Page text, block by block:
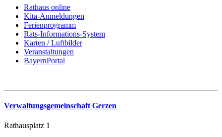
Rathaus online
Kita-Anmeldungen
Ferienprogramm
Rats-Informations-System
Karten / Luftbilder
Veranstaltungen
BayernPortal
Verwaltungsgemeinschaft Gerzen
Rathausplatz 1